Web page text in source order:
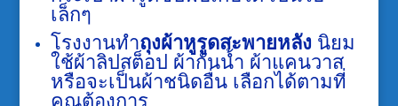
เล็กๆ
โรงงานทำถุงผ้าหูรูดสะพายหลัง นิยม
ใช้ผ้าลิปสต็อป ผ้ากันน้ำ ผ้าแคนวาส
หรือจะเป็นผ้าชนิดอื่น เลือกได้ตามที่
คุณต้องการ